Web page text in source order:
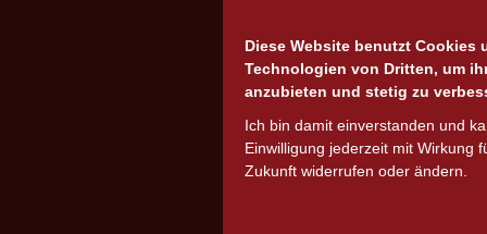
Diese Website benutzt Cookies
Technologien von Dritten, um
anzubieten und stetig zu
Ich bin damit einverstanden und
Einwilligung jederzeit mit Wirkung
Zukunft widerrufen oder ändern.